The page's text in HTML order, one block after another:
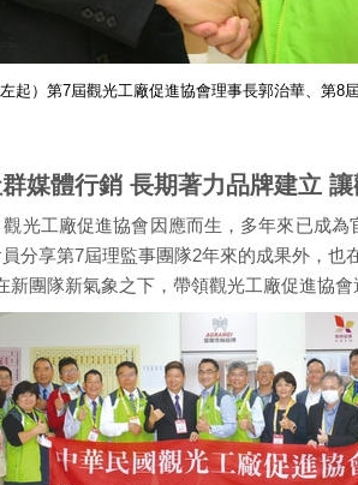
起）第7屆觀光工廠促進協會理事長郭治華、第8屆
媒體行銷 長期著力品牌建立
光工廠促進協會因應而生，多年來已成
分享第7屆理監事團隊2年來的成果外，
團隊新氣象之下，帶領觀光工廠促進協會